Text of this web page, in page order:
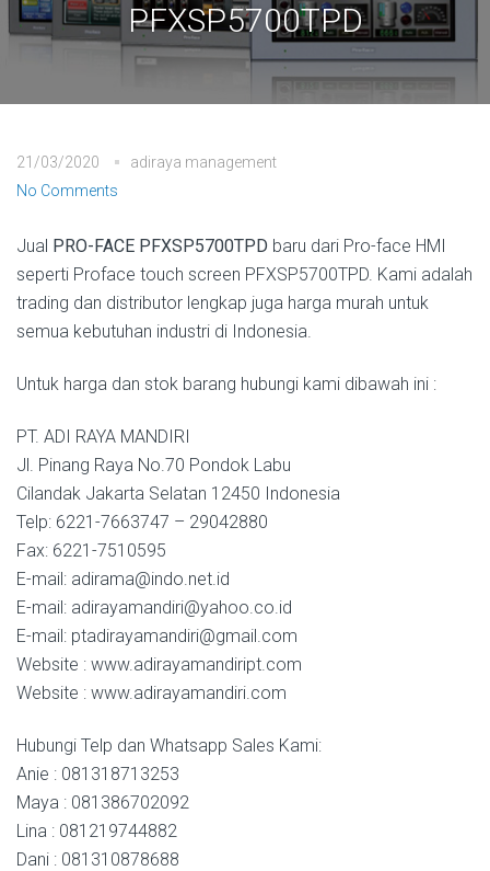
PFXSP5700TPD
21/03/2020
adiraya management
No Comments
Jual PRO-FACE PFXSP5700TPD baru dari Pro-face HMI
seperti Proface touch screen PFXSP5700TPD. Kami adalah
trading dan distributor lengkap juga harga murah untuk
semua kebutuhan industri di Indonesia.
Untuk harga dan stok barang hubungi kami dibawah ini :
PT. ADI RAYA MANDIRI
Jl. Pinang Raya No.70 Pondok Labu
Cilandak Jakarta Selatan 12450 Indonesia
Telp: 6221-7663747 – 29042880
Fax: 6221-7510595
E-mail: adirama@indo.net.id
E-mail: adirayamandiri@yahoo.co.id
E-mail: ptadirayamandiri@gmail.com
Website : www.adirayamandiript.com
Website : www.adirayamandiri.com
Hubungi Telp dan Whatsapp Sales Kami:
Anie : 081318713253
Maya : 081386702092
Lina : 081219744882
Dani : 081310878688